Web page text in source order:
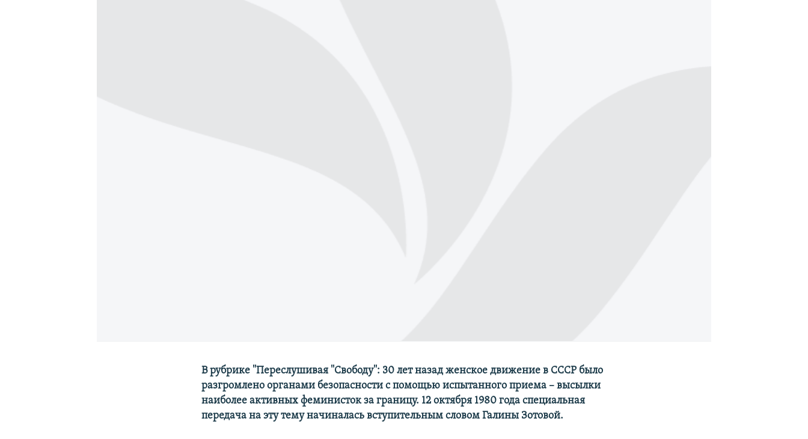
В рубрике ''Переслушивая ''Свободу'': 30 лет назад женское движение в СССР было
разгромлено органами безопасности с помощью испытанного приема – высылки
наиболее активных феминисток за границу. 12 октября 1980 года специальная
передача на эту тему начиналась вступительным словом Галины Зотовой.